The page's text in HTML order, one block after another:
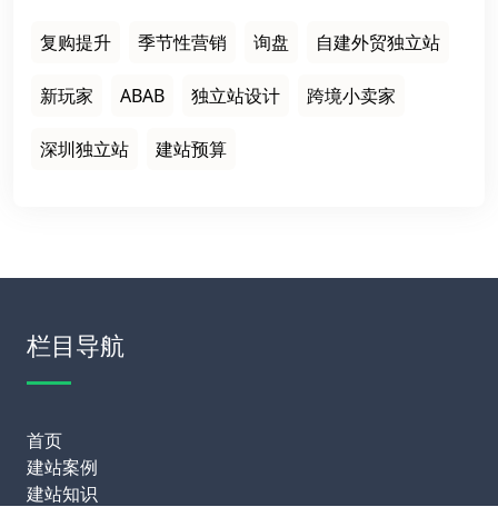
复购提升 季节性营销 询盘 自建外贸独立站
新玩家 ABAB 独立站设计 跨境小卖家
深圳独立站 建站预算
栏目导航
首页
建站案例
建站知识